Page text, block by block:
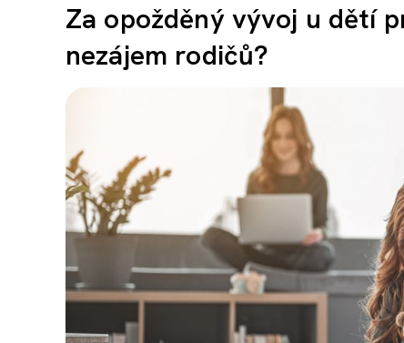
Za opožděný vývoj u dětí
nezájem rodičů?